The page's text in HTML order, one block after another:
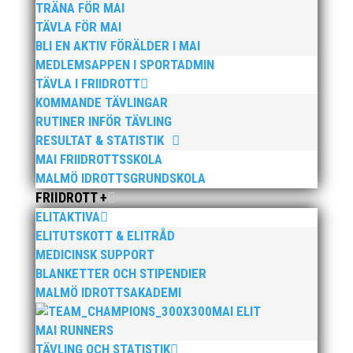
TRÄNA FÖR MAI
TÄVLA FÖR MAI
BLI EN AKTIV FÖRÄLDER I MAI
MEDLEMSAPPEN I SPORTADMIN
TÄVLA I FRIIDROTT
KOMMANDE TÄVLINGAR
RUTINER INFÖR TÄVLING
RESULTAT & STATISTIK
MAI FRIIDROTTSSKOLA
MALMÖ IDROTTSGRUNDSKOLA
FRIIDROTT +
ELITAKTIVA
ELITUTSKOTT & ELITRÅD
MEDICINSK SUPPORT
BLANKETTER OCH STIPENDIER
MALMÖ IDROTTSAKADEMI
MAI ELIT
MAI RUNNERS
TÄVLING OCH STATISTIK
Publicerat tidigare
Nu kan du se när första och sista träningstillfälle för
Hösten 2024. Klicka här!
Malmöloppet gick av stapeln i lördags i ett riktigt